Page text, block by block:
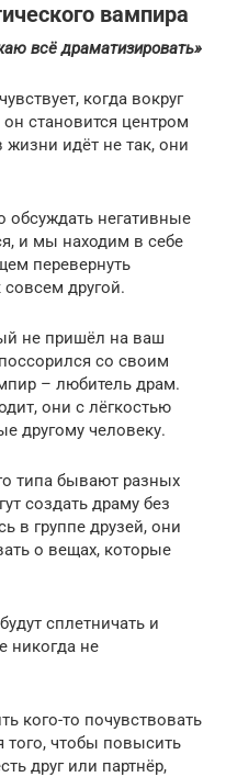
вампира
всё драматизировать»
когда вокруг
становится центром
жизни идёт не так, они
негативные
и мы находим в себе
перевернуть
совсем другой.
не пришёл на ваш
со своим
– любитель драм.
они с лёгкостью
другому человеку.
типа бывают разных
создать драму без
в группе друзей, они
о вещах, которые
сплетничать и
никогда не
кого-то почувствовать
того, чтобы повысить
друг или партнёр,